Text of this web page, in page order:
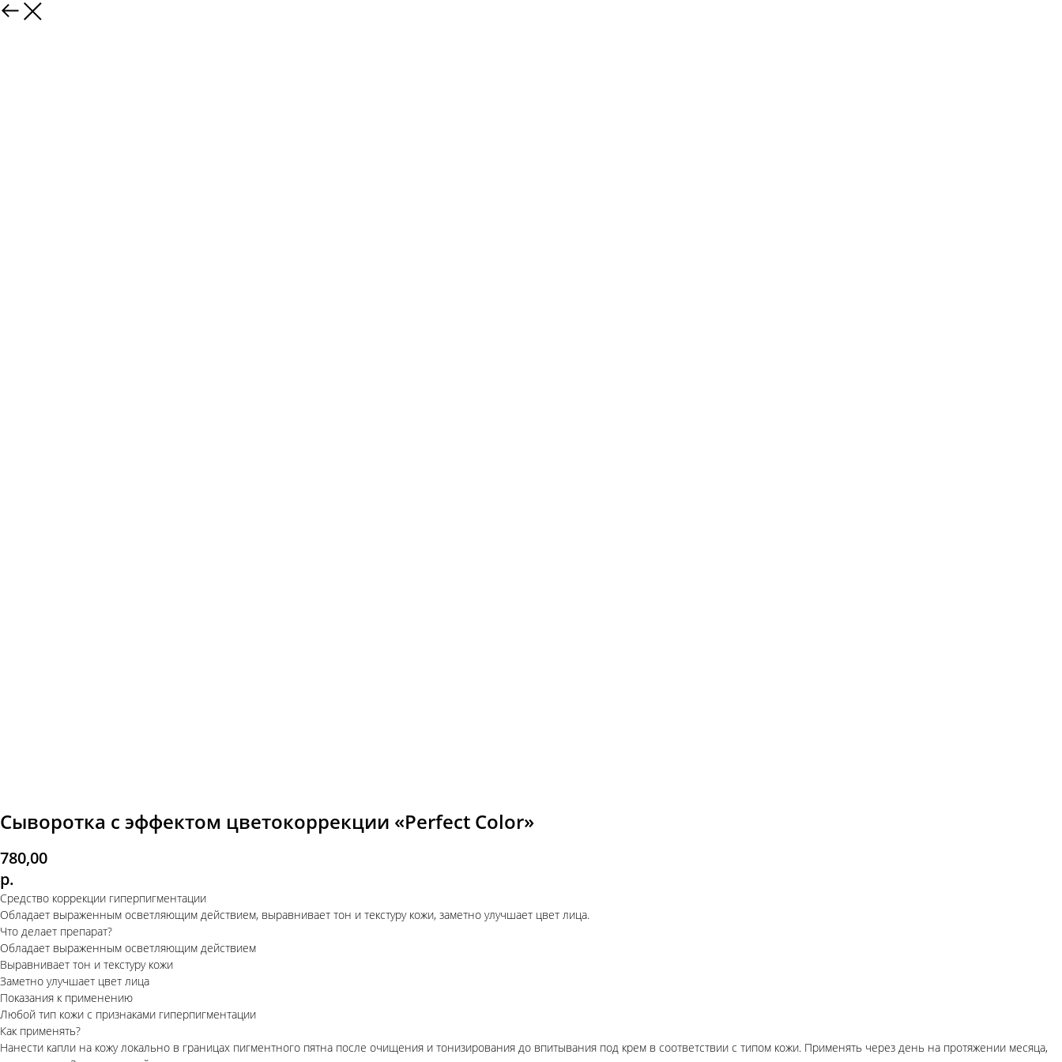
Сыворотка с эффектом цветокоррекции «Perfect Color»
780,00
р.
Средство коррекции гиперпигментации
Обладает выраженным осветляющим действием, выравнивает тон и текстуру кожи, заметно улучшает цвет лица.
Что делает препарат?
Обладает выраженным осветляющим действием
Выравнивает тон и текстуру кожи
Заметно улучшает цвет лица
Показания к применению
Любой тип кожи с признаками гиперпигментации
Как применять?
Нанести капли на кожу локально в границах пигментного пятна после очищения и тонизирования до впитывания под крем в соответствии с типом кожи. Применять через день на протяжении месяца,